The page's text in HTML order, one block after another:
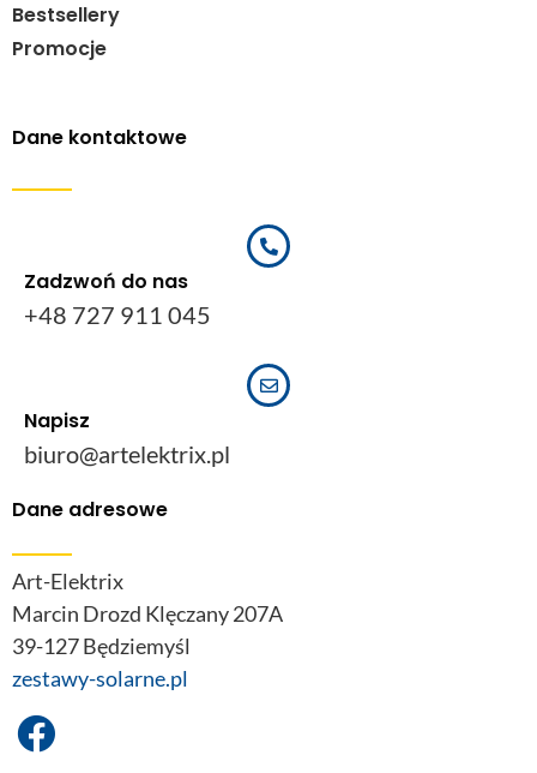
Bestsellery
Promocje
Dane kontaktowe
Zadzwoń do nas
+48 727 911 045
Napisz
biuro@artelektrix.pl
Dane adresowe
Art-Elektrix
Marcin Drozd Klęczany 207A
39-127 Będziemyśl
zestawy-solarne.pl